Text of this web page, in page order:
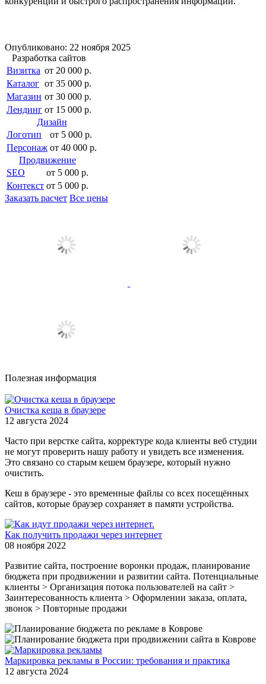
Опубликовано: 22 ноября 2025
Разработка сайтов
Визитка от 20 000 р.
Каталог от 35 000 р.
Магазин от 30 000 р.
Лендинг от 15 000 р.
Дизайн
Логотип
от 5 000 р.
Персонаж от 40 000 р.
Продвижение
SEO
от 5 000 р.
Контекст от 5 000 р.
Заказать расчет Все цены
Полезная информация
Очистка кеша в браузере
12 августа 2024
Часто при верстке сайта, корректуре кода клиенты веб студии
не могут проверить нашу работу и увидеть все изменения.
Это связано со старым кешем браузере, который нужно
очистить.
Кеш в браузере - это временные файлы со всех посещённых
сайтов, которые браузер сохраняет в памяти устройства.
Как получить продажи через интернет
08 ноября 2022
Развитие сайта, построение воронки продаж, планирование
бюджета при продвижении и развитии сайта. Потенциальные
клиенты > Организация потока пользователей на сайт >
Заинтересованность клиента > Оформлении заказа, оплата,
звонок > Повторные продажи
Маркировка рекламы в России: требования и практика
12 августа 2024